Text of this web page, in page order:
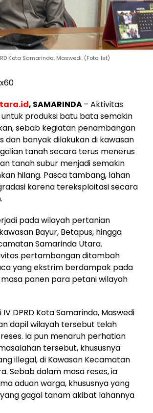
Kota Samarinda, Maswedi. (Foto: Ist)
, SAMARINDA– Aktivitas
produksi batu bata semakin
sebab kegiatan penambangan
dan banyak dilakukan di kawasan
tanah secara terus menerus
tanah subur menjadi semakin
hilang. Pasca tambang, lahan
karena tereksploitasi secara
pada wilayah pertanian
Bayur, Betapus, hingga
Samarinda Utara.
pertambangan ditambah
yang ekstrim berdampak pada
panen para petani wilayah
DPRD Kota Samarinda, Maswedi
dapil wilayah tersebut telah
Ia pun menaruh perhatian
tersebut, khususnya
illegal, di Kawasan Kecamatan
Sebab dalam masa reses, ia
aduan warga, khususnya yang
gagal tanam akibat lahannya